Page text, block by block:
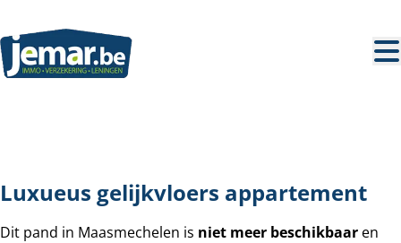
Luxueus gelijkvloers appartement
Dit pand in Maasmechelen is niet meer beschikbaar en